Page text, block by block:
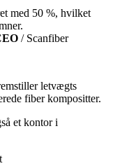
med 50 %, hvilket
/ Scanfiber
letvægts
fiber kompositter.
et kontor i